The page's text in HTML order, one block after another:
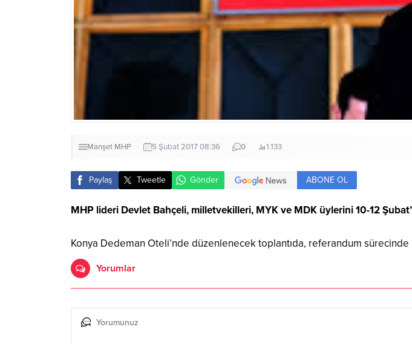
Manşet MHP 5 Şubat 2017 08:36 0 1.133
Paylaş Tweetle Gönder ABONE OL
MHP lideri Devlet Bahçeli, milletvekilleri, MYK ve MDK üylerini 10-12
Konya Dedeman Oteli’nde düzenlenecek toplantıda, referandum sürecinde
Yorumlar